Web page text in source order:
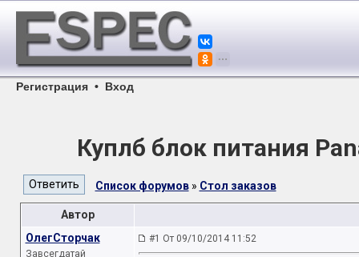
Регистрация • Вход
Куплб блок питания
Список форумов» Стол заказов
Автор
ОлегСторчак
Завсегдатай
#1 От 09/10/2014 11:52